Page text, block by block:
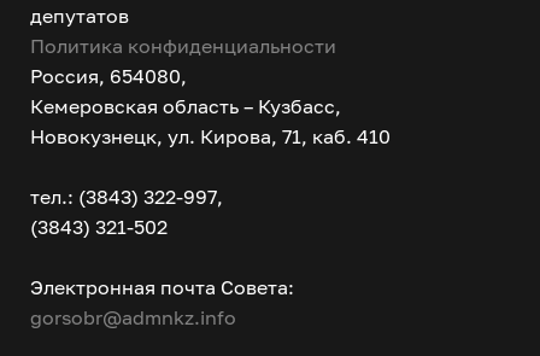
депутатов
Политика конфиденциальности
Россия, 654080,
Кемеровская область – Кузбасс,
Новокузнецк, ул. Кирова, 71, каб. 410
тел.: (3843) 322-997,
(3843) 321-502
Электронная почта Совета:
gorsobr@admnkz.info